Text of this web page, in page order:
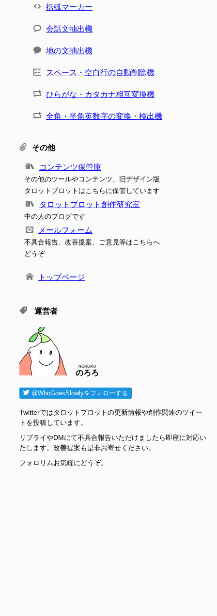
括弧マーカー
会話文抽出機
地の文抽出機
スペース・空白行の自動削除機
ひらがな・カタカナ相互変換機
全角・半角英数字の変換・検出機
その他
コンテンツ保管庫
その他のツールやコンテンツ、旧デザイン版
タロットプロットはこちらに保管しています
タロットプロット創作研究室
中の人のブログです
メールフォーム
不具合報告、改善提案、ご意見等はこちらへ
どうぞ
トップページ
運営者
のろろ
NORORO
@WhoGoesSlowlyをフォローする
Twitterではタロットプロットの更新情報や創作関連のツイー
トを投稿しています。
リプライやDMにて不具合報告いただけましたら即座に対応い
たします。改善提案も是非お寄せください。
フォロリムお気軽にどうぞ。